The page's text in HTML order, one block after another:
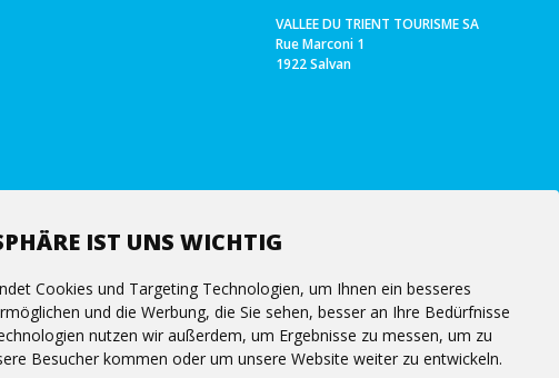
IST UNS WICHTIG
Cookies und Targeting Technologien, um Ihnen ein besseres
und die Werbung, die Sie sehen, besser an Ihre Bedürfnisse
nutzen wir außerdem, um Ergebnisse zu messen, um zu
Besucher kommen oder um unsere Website weiter zu entwickeln.
VALLEE DU TRIENT TOURISME SA
Rue Marconi 1
1922 Salvan